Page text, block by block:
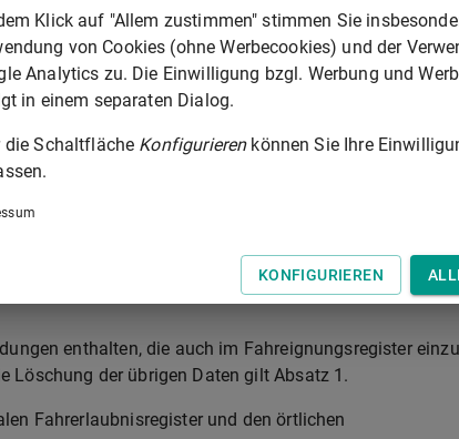
Fahrerlaubnis oder Fahrerlaubnisklasse, das Datum
den Grund des Erlöschens einer Fahrerlaubnis oder
die Dauer der Probezeit einschließlich der
Hemmung der Probezeit, die Beschränkungen und
und die Behörde, die die
darf nach dem Erlöschen der Fahrerlaubnis nur
Verfahren zur Neuerteilung oder Erweiterung einer
enthalten, die auch im Fahreignungsregister
Löschung der übrigen Daten gilt Absatz 1.
Fahrerlaubnisregister und den örtlichen
Klick auf "Allem zustimmen" stimmen Sie
von Cookies (ohne Werbecookies) und der
Analytics zu. Die Einwilligung bzgl. Werbung und
in einem separaten Dialog.
die Schaltfläche Konfigurierenkönnen Sie Ihre
KONFIGURIEREN